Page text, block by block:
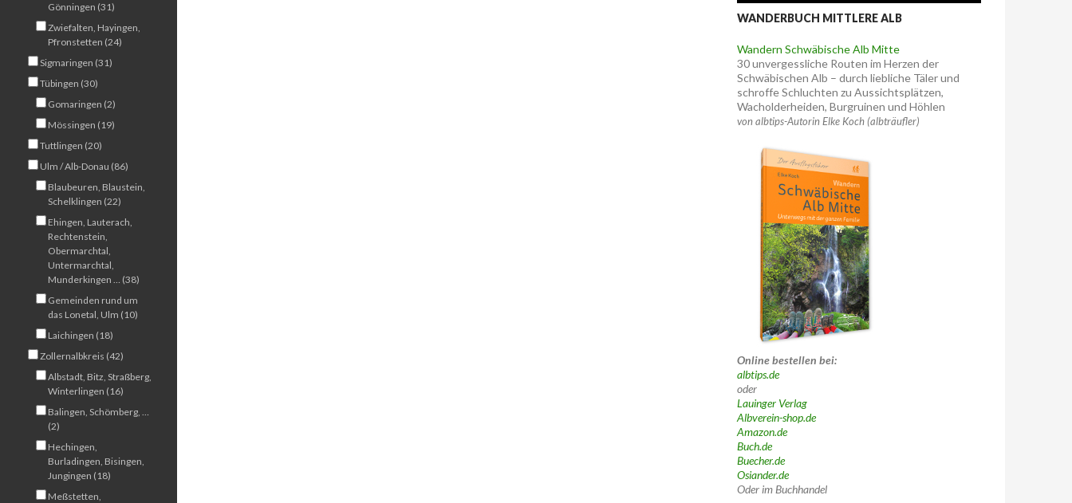
WANDERBUCH MITTLERE ALB
Wandern Schwäbische Alb Mitte
30 unvergessliche Routen im Herzen der
Schwäbischen Alb – durch liebliche Täler und
schroffe Schluchten zu Aussichtsplätzen,
Wacholderheiden, Burgruinen und Höhlen
von albtips-Autorin Elke Koch (albträufler)
Online bestellen bei:
albtips.de
oder
Lauinger Verlag
Albverein-shop.de
Amazon.de
Buch.de
Buecher.de
Osiander.de
Oder im Buchhandel
Gönningen (31)
Zwiefalten, Hayingen,
Pfronstetten (24)
Sigmaringen (31)
Tübingen (30)
Gomaringen (2)
Mössingen (19)
Tuttlingen (20)
Ulm / Alb-Donau (86)
Blaubeuren, Blaustein,
Schelklingen (22)
Ehingen, Lauterach,
Rechtenstein,
Obermarchtal,
Untermarchtal,
Munderkingen … (38)
Gemeinden rund um
das Lonetal, Ulm (10)
Laichingen (18)
Zollernalbkreis (42)
Albstadt, Bitz, Straßberg,
Winterlingen (16)
Balingen, Schömberg, …
(2)
Hechingen,
Burladingen, Bisingen,
Jungingen (18)
Meßstetten,